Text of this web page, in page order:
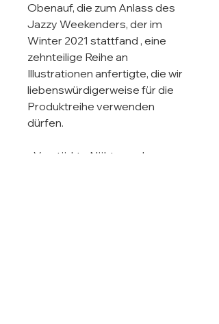
Obenauf, die zum Anlass des
Jazzy Weekenders, der im
Winter 2021 stattfand , eine
zehnteilige Reihe an
Illustrationen anfertigte, die wir
liebenswürdigerweise für die
Produktreihe verwenden
dürfen.
- Verstärkte Nähte an den